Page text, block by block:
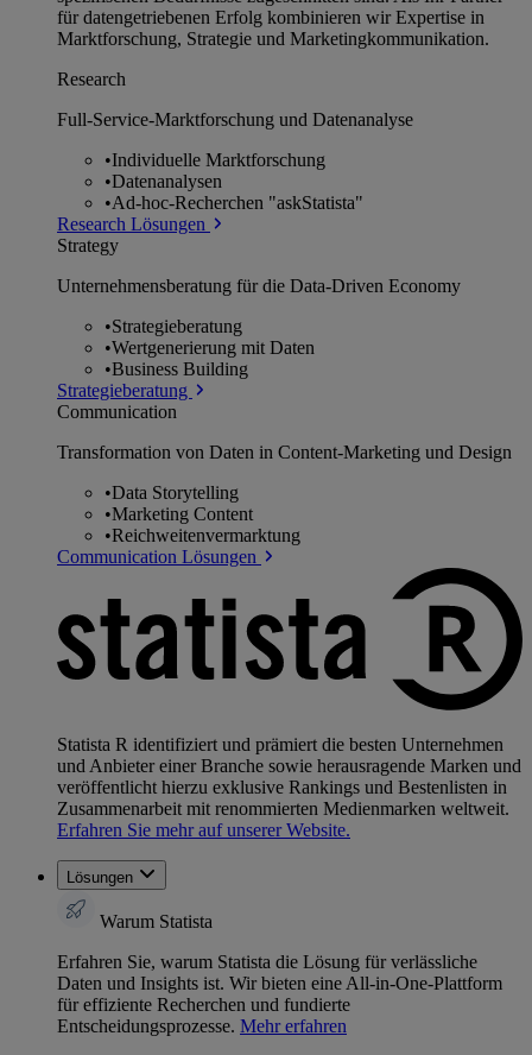
für datengetriebenen Erfolg kombinieren wir Expertise in
Marktforschung, Strategie und Marketingkommunikation.
Research
Full-Service-Marktforschung und Datenanalyse
•Individuelle Marktforschung
•Datenanalysen
•Ad-hoc-Recherchen "askStatista"
Research Lösungen
Strategy
Unternehmens­beratung für die Data-Driven Economy
•Strategieberatung
•Wertgenerierung mit Daten
•Business Building
Strategieberatung
Communication
Transformation von Daten in Content-Marketing und Design
•Data Storytelling
•Marketing Content
•Reichweitenvermarktung
Communication Lösungen
Statista R identifiziert und prämiert die besten Unternehmen
und Anbieter einer Branche sowie herausragende Marken und
veröffentlicht hierzu exklusive Rankings und Bestenlisten in
Zusammenarbeit mit renommierten Medienmarken weltweit.
Erfahren Sie mehr auf unserer Website.
Lösungen
Warum Statista
Erfahren Sie, warum Statista die Lösung für verlässliche
Daten und Insights ist. Wir bieten eine All-in-One-Plattform
für effiziente Recherchen und fundierte
Entscheidungsprozesse. Mehr erfahren